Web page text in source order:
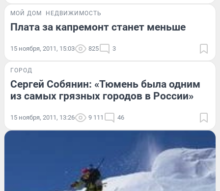
МОЙ ДОМ НЕДВИЖИМОСТЬ
Плата за капремонт станет меньше
15 ноября, 2011, 15:03 825 3
ГОРОД
Сергей Собянин: «Тюмень была одним
из самых грязных городов в России»
15 ноября, 2011, 13:26 9 111 46